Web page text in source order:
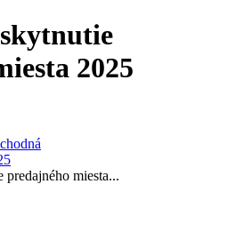
2025
miesta...